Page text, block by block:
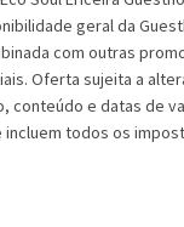
geral da
com outras
Oferta sujeita a
conteúdo e datas de
incluem todos os